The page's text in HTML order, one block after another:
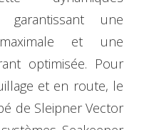
garantissant une
et une
optimisée. Pour
et en route, le
de Sleipner Vector